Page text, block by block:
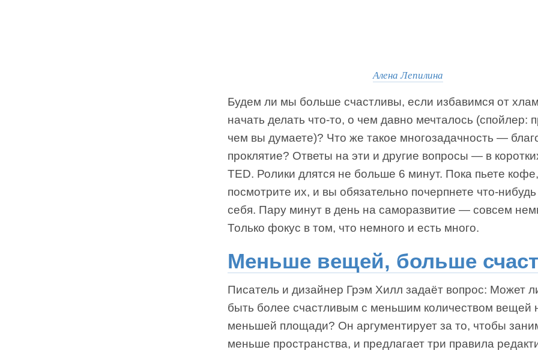
Алена Лепилина
Будем ли мы больше счастливы, если избавимся от
начать делать что-то, о чем давно мечталось (спойлер:
чем вы думаете)? Что же такое многозадачность —
проклятие? Ответы на эти и другие вопросы — в
TED. Ролики длятся не больше 6 минут. Пока пьете кофе,
посмотрите их, и вы обязательно почерпнете что-
себя. Пару минут в день на саморазвитие — совсем
Только фокус в том, что немного и есть много.
Меньше вещей, больше
Писатель и дизайнер Грэм Хилл задаёт вопрос: Может
быть более счастливым с меньшим количеством вещей
меньшей площади? Он аргументирует за то, чтобы
меньше пространства, и предлагает три правила